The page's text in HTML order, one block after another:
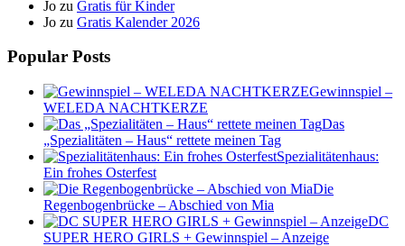
Jo zu Gratis für Kinder
Jo zu Gratis Kalender 2026
Popular Posts
Gewinnspiel –
WELEDA NACHTKERZE
Das
„Spezialitäten – Haus“ rettete meinen Tag
Spezialitätenhaus:
Ein frohes Osterfest
Die
Regenbogenbrücke – Abschied von Mia
DC
SUPER HERO GIRLS + Gewinnspiel – Anzeige